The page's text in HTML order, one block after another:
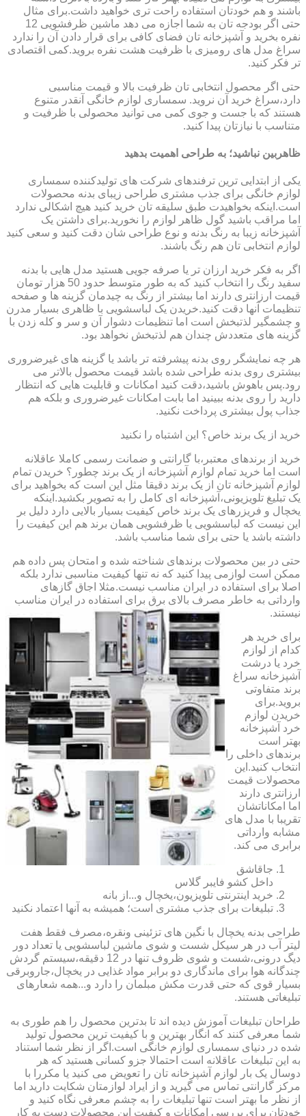
باشند و هم خودتان استفاده راحت تری خواهید داشت.برای مثال
حتی اگر بودجه تان به شما اجازه می دهد ماشین ظرفشویی 12
نفره بخرید و آشپزخانه تان فضای کافی برای قرار دادن آن را ندارد
سراغ مدل های رومیزی با ظرفیت هشت نفره بروید.کمی اقتصادی
تر فکر کنید.
حتی اگر محصول انتخابی تان ظرفیت بالا و قیمت مناسبی
دارد،سراغ خرید آن نروید. سمساری لوازم خانگی آنقدر متنوع
هستند که با جست و جوی کمی می توانید محصولی با ظرفیت و
متناسب با نیازتان پیدا کنید.
ظاهربین نباشید؛ به طراحی اهمیت بدهید
یکی از ابتدایی ترین ترفندهای شرکت های تولیدکننده سمساری
لوازم خانگی برای جذب مشتری طراحی زیبای بدنه محصولات
است.اینکه بخواهیدت طبق سلیقه تان خرید کنید هیچ اشکالی ندارد
اما مراقب باشید گول ظاهر لوازم را نخورید.برای داشتن یک
آشپزخانه زیبا به رنگ بدنه و نوع طراحی شان دقت کنید و سعی کنید
لوازم انتخابی تان هم رنگ باشند.
اگر به فکر خرید ارزان تر یا صرفه جویی هستید مدل هایی با بدنه
سفید رنگ را انتخاب کنید که به طور متوسط حدود 50 هزار تومان
قیمت ارزانتری دارند اما بیشتر از رنگ به چیدمان گزینه ها و صفحه
تنظیمات آنها دقت کنید.خریدن یک لباسشویی با ظاهری بسیار مدرن
و چشمگیر لذتبخش است اما تنظیمات دشوار آن و سر و کله زدن با
گزینه های متعددش چندان هم لذتبخش نخواهد بود.
هر چه نمایشگر روی بدنه پیشرفته تر باشد یا گزینه های غیرضروری
بیشتری روی بدنه طراحی شده باشد قیمت محصول بالاتر می
رود.پس باهوش باشید،دقت کنید امکانات و قابلیت هایی که انتظار
دارید را روی بدنه ببینید اما بابت امکانات غیرضروری و بلکه هم
جذاب پول بیشتری پرداخت نکنید.
خرید از یک برند خاص؟ این اشتباه را نکنید
خرید از برندهای معتبر،با گارانتی و ضمانت رسمی کاملا عاقلانه
است اما خرید تمام لوازم آشپزخانه از یک برند چطور؟ خریدن تمام
لوازم آشپزخانه تان از یک برند دقیقا مثل این است که بخواهید برای
یک تبلیغ تلویزیونی،آشپزخانه ای کامل را به تصویر بکشید.اینکه
یخچال و فریزرهای یک برند خاص کیفیت بسیار بالایی دارد دلیل بر
این نیست که لباسشویی یا ظرفشویی همان برند هم این کیفیت را
داشته باشد یا حتی برای شما مناسب باشد.
حتی در بین محصولات برندهای شناخته شده و امتحان پس داده هم
ممکن است لوازمی پیدا کنید که نه تنها کیفیت مناسبی ندارد بلکه
اصلا برای استفاده در ایران مناسب نیست.مثلا اجاق گازهای
وارداتی به خاطر مصرف بالای برق برای استفاده در ایران مناسب
نیستند.
برای خرید هر
کدام از لوازم
خرد یا درشت
آشپزخانه سراغ
برند متفاوتی
بروید.برای
خریدن لوازم
خرد آشپزخانه
بهتر است
برندهای داخلی را
انتخاب کنید.این
محصولات قیمت
ارزانتری دارند
اما امکاناتشان
تقریبا با مدل های
مشابه وارداتی
برابری می کند.
جاقاشق
داخل کشو فایبر گلاس
خرید اینترنتی تلویزیون،یخچال و...از بانه
تبلیغات برای جذب مشتری است؛ همیشه به آنها اعتماد نکنید
طراحی بدنه یخچال با نگین های تزئینی ونقره،مصرف فقط هفت
لیتر آب در هر سیکل شست و شوی ماشین لباسشویی یا تعداد دور
دیگ درونی،شست و شوی ظروف تنها در 12 دقیقه،سیستم گردش
چندگانه هوا برای ماندگاری دو برابر مواد غذایی در یخچال،جاروبرقی
بسیار قوی که حتی قدرت مکش مبلمان را دارد و...همه شعارهای
تبلیغاتی هستند.
طراحان تبلیغات آموزش دیده اند تا بدترین محصول را هم طوری به
شما معرفی کنند که انگار بهترین و با کیفیت ترین محصول تولید
شده در دنیای سمساری لوازم خانگی است.اگر از نظر شما استناد
به این تبلیغات عاقلانه است احتمالا جزو کسانی هستید که هر
دوسال یک بار لوازم آشپزخانه تان را تعویض می کنید یا مکررا با
مرکز گارانتی تماس می گیرید و از ایراد لوازمتان شکایت دارید اما
از نظر ما بهتر است تنها تبلیغات را به چشم معرفی نگاه کنید و
خودتان برای بررسی امکانات و کیفیت این محصولات دست به کار